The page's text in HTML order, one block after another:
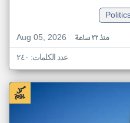
Aug 05, 2026
منذ ٢٢ ساعة
عدد الكلمات: ٢٤٠